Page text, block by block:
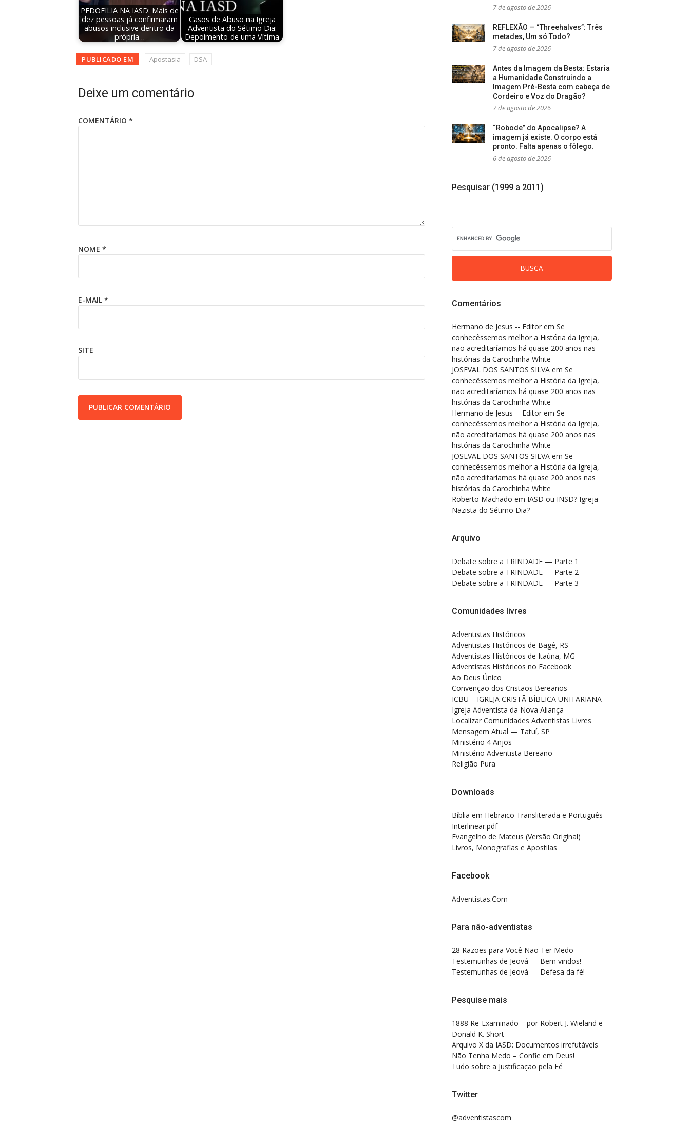
PEDOFILIA NA IASD: Mais de
dez pessoas já confirmaram
abusos inclusive dentro da
própria…
Casos de Abuso na Igreja
Adventista do Sétimo Dia:
Depoimento de uma Vítima
PUBLICADO EM Apostasia DSA
Deixe um comentário
COMENTÁRIO *
NOME *
E-MAIL *
SITE
7 de agosto de 2026
REFLEXÃO — “Threehalves”: Três
metades, Um só Todo?
7 de agosto de 2026
Antes da Imagem da Besta: Estaria
a Humanidade Construindo a
Imagem Pré-Besta com cabeça de
Cordeiro e Voz do Dragão?
7 de agosto de 2026
“Robode” do Apocalipse? A
imagem já existe. O corpo está
pronto. Falta apenas o fôlego.
6 de agosto de 2026
Pesquisar (1999 a 2011)
Comentários
Hermano de Jesus -- Editor em Se
conhecêssemos melhor a História da Igreja,
não acreditaríamos há quase 200 anos nas
histórias da Carochinha White
JOSEVAL DOS SANTOS SILVA em Se
conhecêssemos melhor a História da Igreja,
não acreditaríamos há quase 200 anos nas
histórias da Carochinha White
Hermano de Jesus -- Editor em Se
conhecêssemos melhor a História da Igreja,
não acreditaríamos há quase 200 anos nas
histórias da Carochinha White
JOSEVAL DOS SANTOS SILVA em Se
conhecêssemos melhor a História da Igreja,
não acreditaríamos há quase 200 anos nas
histórias da Carochinha White
Roberto Machado em IASD ou INSD? Igreja
Nazista do Sétimo Dia?
Arquivo
Debate sobre a TRINDADE — Parte 1
Debate sobre a TRINDADE — Parte 2
Debate sobre a TRINDADE — Parte 3
Comunidades livres
Adventistas Históricos
Adventistas Históricos de Bagé, RS
Adventistas Históricos de Itaúna, MG
Adventistas Históricos no Facebook
Ao Deus Único
Convenção dos Cristãos Bereanos
ICBU – IGREJA CRISTÃ BÍBLICA UNITARIANA
Igreja Adventista da Nova Aliança
Localizar Comunidades Adventistas Livres
Mensagem Atual — Tatuí, SP
Ministério 4 Anjos
Ministério Adventista Bereano
Religião Pura
Downloads
Bíblia em Hebraico Transliterada e Português
Interlinear.pdf
Evangelho de Mateus (Versão Original)
Livros, Monografias e Apostilas
Facebook
Adventistas.Com
Para não-adventistas
28 Razões para Você Não Ter Medo
Testemunhas de Jeová — Bem vindos!
Testemunhas de Jeová — Defesa da fé!
Pesquise mais
1888 Re-Examinado – por Robert J. Wieland e
Donald K. Short
Arquivo X da IASD: Documentos irrefutáveis
Não Tenha Medo – Confie em Deus!
Tudo sobre a Justificação pela Fé
Twitter
@adventistascom